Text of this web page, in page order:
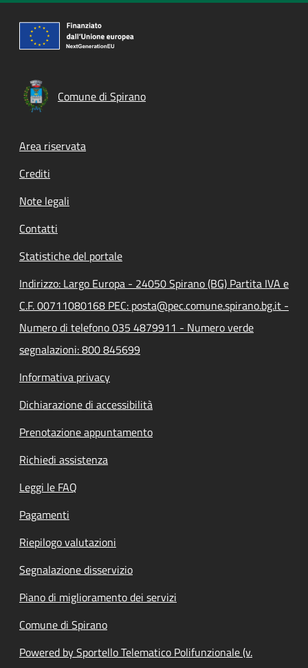
Comune di Spirano
Footer menu
Area riservata
Crediti
Note legali
Contatti
Statistiche del portale
Indirizzo: Largo Europa - 24050 Spirano (BG) Partita IVA e
C.F. 00711080168 PEC: posta@pec.comune.spirano.bg.it -
Numero di telefono 035 4879911 - Numero verde
segnalazioni: 800 845699
Informativa privacy
Dichiarazione di accessibilità
Prenotazione appuntamento
Richiedi assistenza
Leggi le FAQ
Pagamenti
Riepilogo valutazioni
Segnalazione disservizio
Piano di miglioramento dei servizi
Comune di Spirano
Powered by Sportello Telematico Polifunzionale (v.